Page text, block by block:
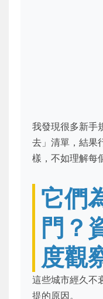
我發現很多新手
去」清單，結果
樣，不如理解每
它們
門？
度觀
這些城市經久不
提的原因。